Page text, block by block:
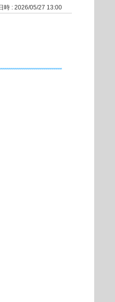
時 : 2026/05/27 13:00